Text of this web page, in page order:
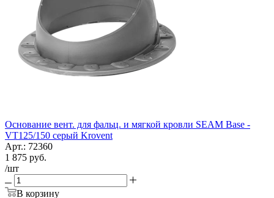
Основание вент. для фальц. и мягкой кровли SEAM Base -
VT125/150 серый Krovent
Арт.: 72360
1 875 руб.
/шт
В корзину